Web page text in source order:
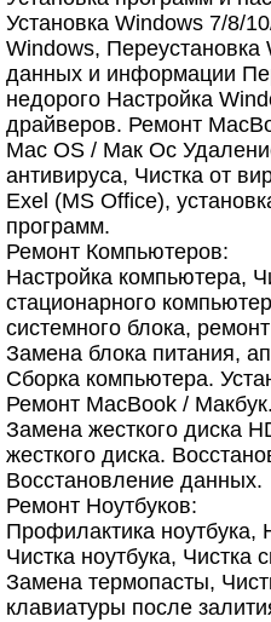
Установка Windows 7/8/
Windows, Переустановка
данных и информации
недорого Настройка
драйверов. Ремонт
Mac OS / Мак Ос
антивируса, Чистка от
Exel (MS Office),
программ.
Ремонт Компьютеров:
Настройка компьютера,
стационарного
системного блока,
Замена блока питания,
Сборка компьютера.
Ремонт MacBook /
Замена жесткого диска
жесткого диска.
Восстановление данных.
Ремонт Ноутбуков:
Профилактика ноутбука,
Чистка ноутбука, Чистка
Замена термопасты,
клавиатуры после